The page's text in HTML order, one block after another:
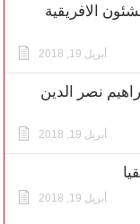
الافريقية
أبريل 19, 2018
نصر الدين
أبريل 19, 2018
أبريل 19, 2018